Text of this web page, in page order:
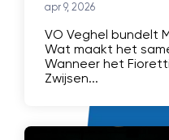
apr 9, 2026
VO Veghel bundelt
Wat maakt het
Wanneer het
Zwijsen...